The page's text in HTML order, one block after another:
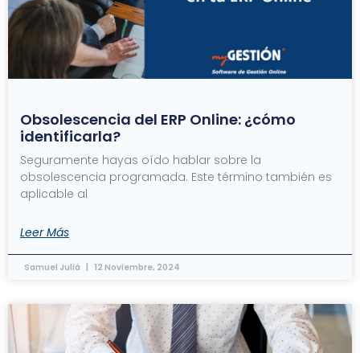
Obsolescencia del ERP Online: ¿cómo
identificarla?
Seguramente hayas oído hablar sobre la
obsolescencia programada. Este término también es
aplicable al
Leer Más
Samuel Juliá 12 Noviembre, 2024